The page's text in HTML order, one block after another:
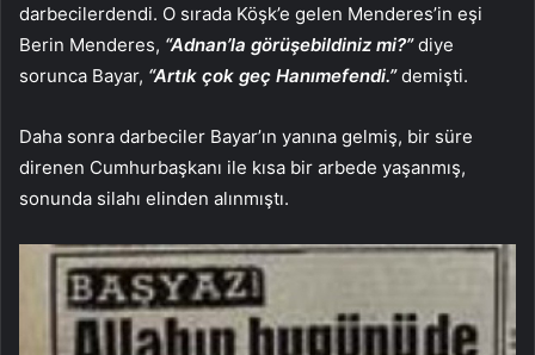
darbecilerdendi. O sırada Köşk’e gelen Menderes’in eşi
Berin Menderes, “Adnan’la görüşebildiniz mi?”diye
sorunca Bayar, “Artık çok geç Hanımefendi.”demişti.
Daha sonra darbeciler Bayar’ın yanına gelmiş, bir süre
direnen Cumhurbaşkanı ile kısa bir arbede yaşanmış,
sonunda silahı elinden alınmıştı.